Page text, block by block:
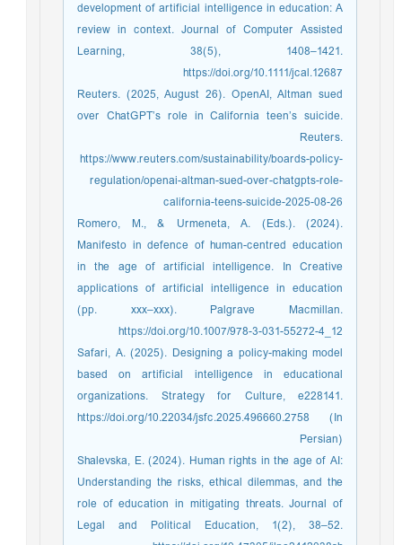
development of artificial intelligence in education: A
review in context. Journal of Computer Assisted
Learning, 38(5), 1408–1421.
https://doi.org/10.1111/jcal.12687
Reuters. (2025, August 26). OpenAI, Altman sued
over ChatGPT’s role in California teen’s suicide.
Reuters.
https://www.reuters.com/sustainability/boards-policy-
regulation/openai-altman-sued-over-chatgpts-role-
california-teens-suicide-2025-08-26
Romero, M., & Urmeneta, A. (Eds.). (2024).
Manifesto in defence of human-centred education
in the age of artificial intelligence. In Creative
applications of artificial intelligence in education
(pp. xxx–xxx). Palgrave Macmillan.
https://doi.org/10.1007/978-3-031-55272-4_12
Safari, A. (2025). Designing a policy-making model
based on artificial intelligence in educational
organizations. Strategy for Culture, e228141.
https://doi.org/10.22034/jsfc.2025.496660.2758 (In
Persian)
Shalevska, E. (2024). Human rights in the age of AI:
Understanding the risks, ethical dilemmas, and the
role of education in mitigating threats. Journal of
Legal and Political Education, 1(2), 38–52.